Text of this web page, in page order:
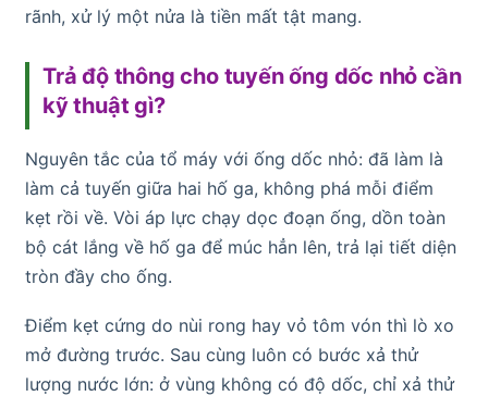
rãnh, xử lý một nửa là tiền mất tật mang.
Trả độ thông cho tuyến ống dốc nhỏ cần
kỹ thuật gì?
Nguyên tắc của tổ máy với ống dốc nhỏ: đã làm là
làm cả tuyến giữa hai hố ga, không phá mỗi điểm
kẹt rồi về. Vòi áp lực chạy dọc đoạn ống, dồn toàn
bộ cát lắng về hố ga để múc hẳn lên, trả lại tiết diện
tròn đầy cho ống.
Điểm kẹt cứng do nùi rong hay vỏ tôm vón thì lò xo
mở đường trước. Sau cùng luôn có bước xả thử
lượng nước lớn: ở vùng không có độ dốc, chỉ xả thử